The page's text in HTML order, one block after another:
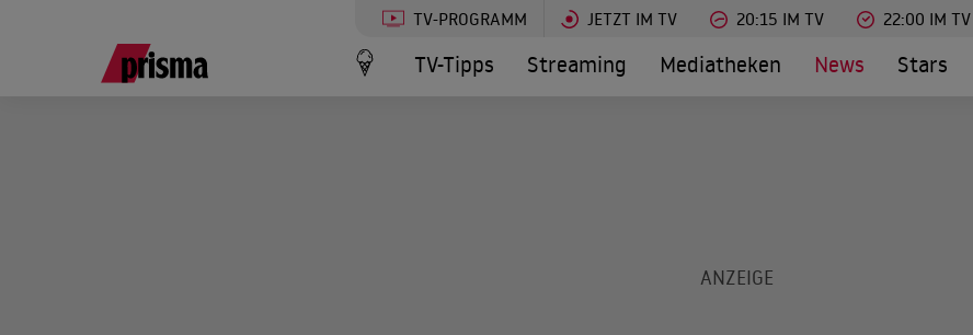
TV-PROGRAMM JETZT IM TV 20:15 IM TV 22:00 IM TV
TV-Tipps Streaming Mediatheken News Stars